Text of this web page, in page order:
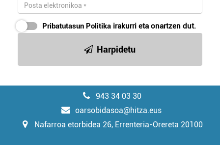
Pribatutasun Politika irakurri eta onartzen dut.
Harpidetu
943 34 03 30
oarsobidasoa@hitza.eus
Nafarroa etorbidea 26, Errenteria-Orereta 20100